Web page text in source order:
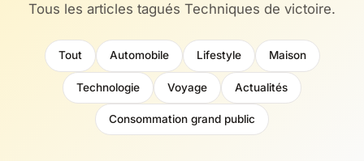
Tous les articles tagués Techniques de victoire.
Tout Automobile Lifestyle Maison
Technologie Voyage Actualités
Consommation grand public